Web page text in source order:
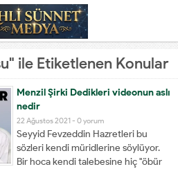
ile Etiketlenen Konular
Menzil Şirki Dedikleri videonun aslı
nedir
22 Ağustos 2021 - 0 yorum
Seyyid Fevzeddin Hazretleri bu
sözleri kendi müridlerine söylüyor.
Bir hoca kendi talebesine hiç "öbür